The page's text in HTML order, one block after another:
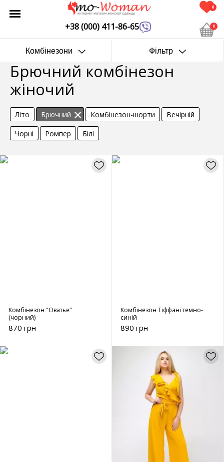
+38 (000) 411-86-65
0
0
Комбінезони Фільтр
Брючний комбінезон
жіночий
Літо Брючний Комбінезон-шорти
Вечірній
Чорні
Ромпер Білі
Комбінезон "Оватье"
(чорний)
870 грн
Комбінезон Тіффані темно-
синій
890 грн